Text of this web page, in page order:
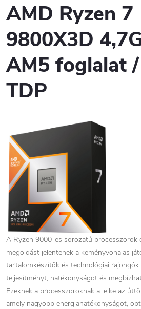
AMD Ryzen 7
9800X3D
AM5 foglalat
TDP
A Ryzen 9000-es sorozatú processzorok
megoldást jelentenek a keményvonalas
tartalomkészítők és technológiai rajongók
teljesítményt, hatékonyságot és
Ezeknek a processzoroknak a lelke az
amely nagyobb energiahatékonyságot,